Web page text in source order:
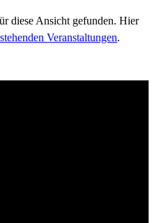
diese Ansicht gefunden. Hier
Veranstaltungen.